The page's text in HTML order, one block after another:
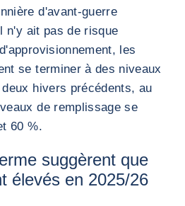
d'avant-guerre
n'y ait pas de risque
les
se terminer à des niveaux
hivers précédents, au
de remplissage se
60 %.
suggèrent que
élevés en 2025/26